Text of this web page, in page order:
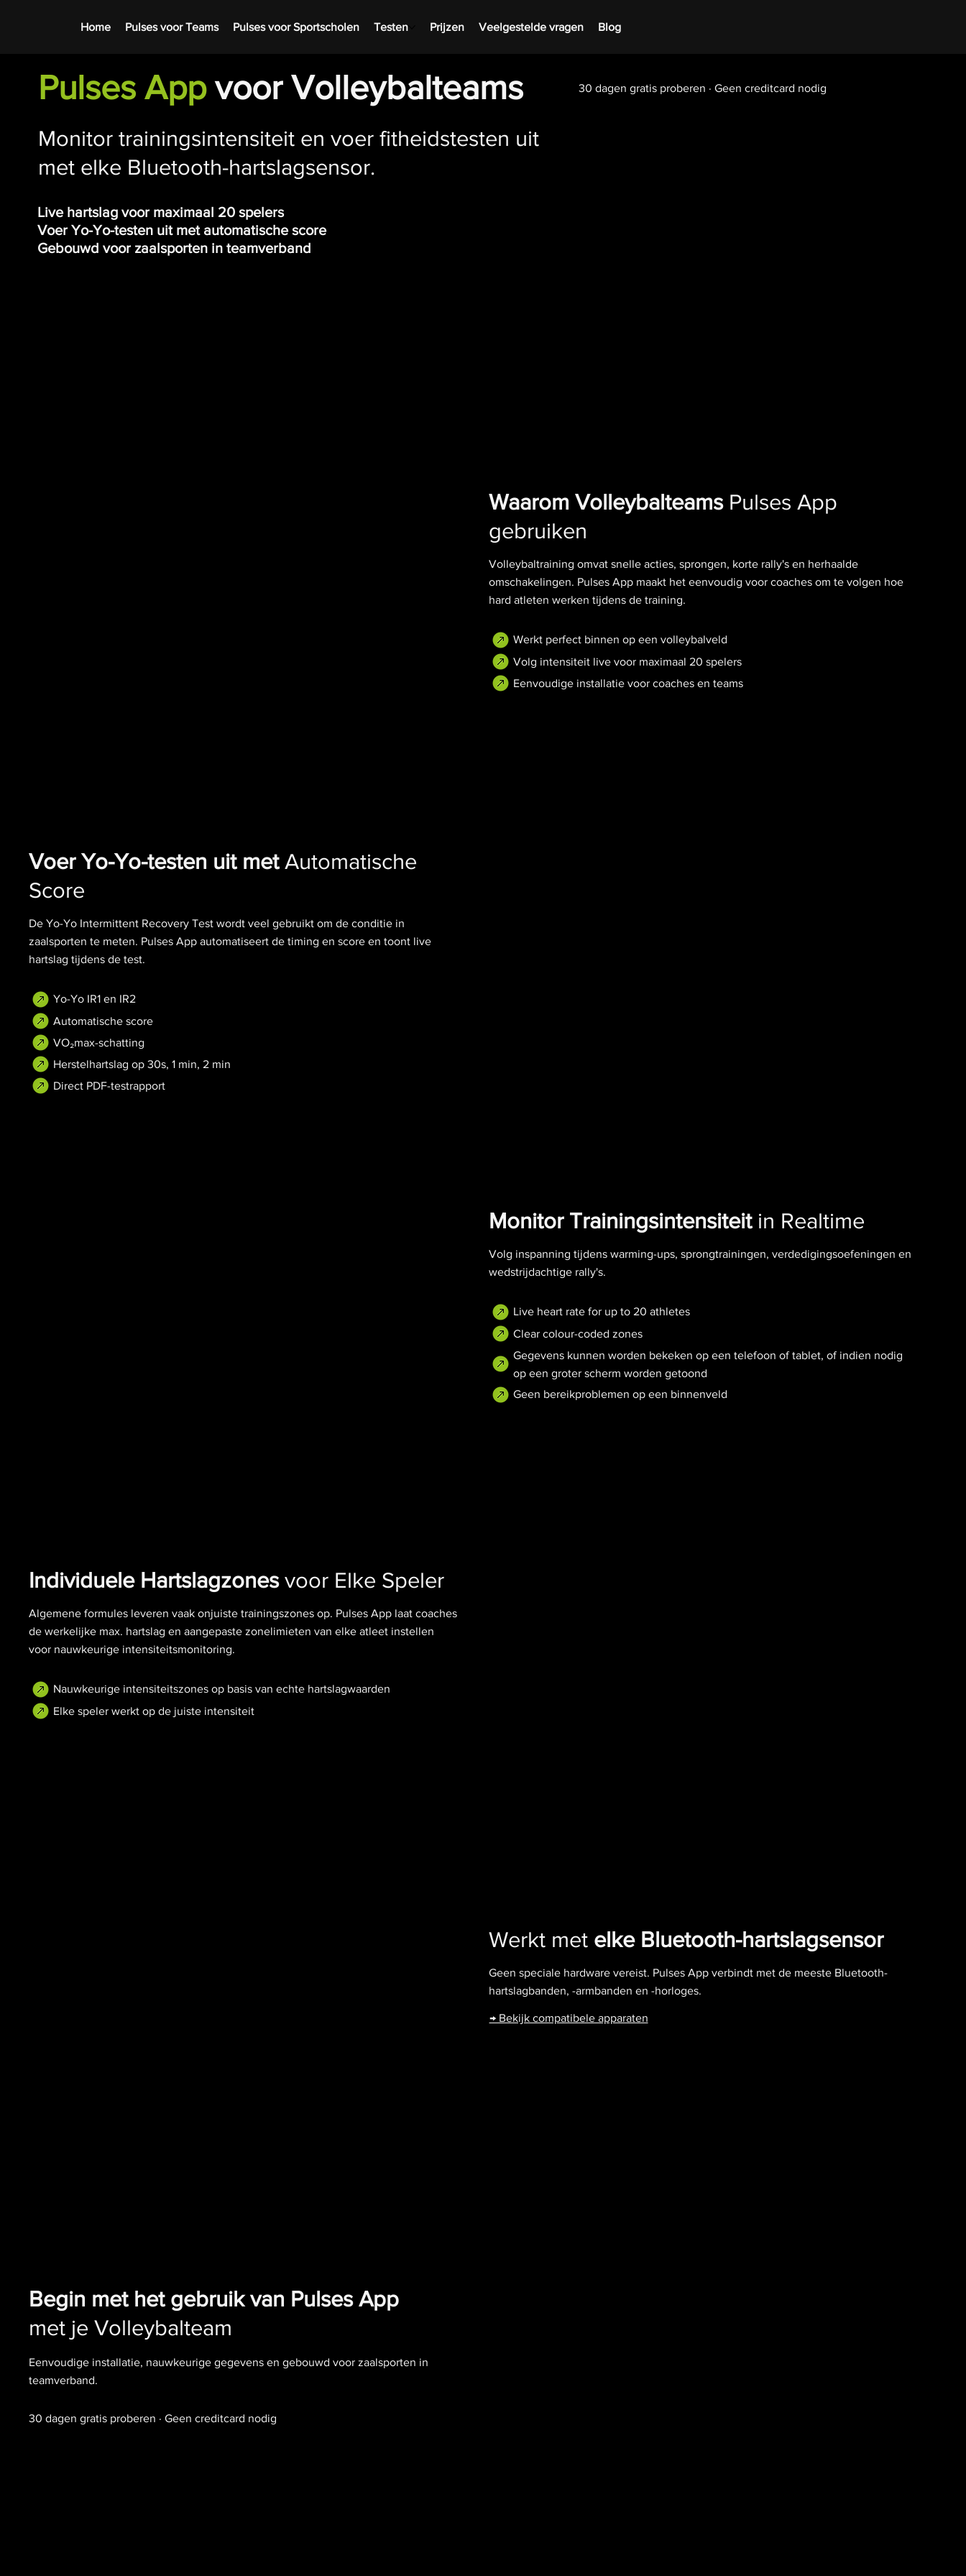
Home Pulses voor Teams Pulses voor Sportscholen Testen Prijzen Veelgestelde vragen Blog
Pulses Appvoor Volleybalteams
Monitor trainingsintensiteit en voer fitheidstesten uit
met elke Bluetooth-hartslagsensor.
Live hartslag voor maximaal 20 spelers
Voer Yo-Yo-testen uit met automatische score
Gebouwd voor zaalsporten in teamverband
30 dagen gratis proberen · Geen creditcard nodig
Waarom VolleybalteamsPulses App
gebruiken
Volleybaltraining omvat snelle acties, sprongen, korte rally's en herhaalde
omschakelingen. Pulses App maakt het eenvoudig voor coaches om te volgen hoe
hard atleten werken tijdens de training.
Werkt perfect binnen op een volleybalveld
Volg intensiteit live voor maximaal 20 spelers
Eenvoudige installatie voor coaches en teams
Voer Yo-Yo-testen uit metAutomatische
Score
De Yo-Yo Intermittent Recovery Test wordt veel gebruikt om de conditie in
zaalsporten te meten. Pulses App automatiseert de timing en score en toont live
hartslag tijdens de test.
Yo-Yo IR1 en IR2
Automatische score
VO₂max-schatting
Herstelhartslag op 30s, 1 min, 2 min
Direct PDF-testrapport
Monitor Trainingsintensiteit in Realtime
Volg inspanning tijdens warming-ups, sprongtrainingen, verdedigingsoefeningen en
wedstrijdachtige rally's.
Live heart rate for up to 20 athletes
Clear colour-coded zones
Gegevens kunnen worden bekeken op een telefoon of tablet, of indien nodig
op een groter scherm worden getoond
Geen bereikproblemen op een binnenveld
Individuele Hartslagzonesvoor Elke Speler
Algemene formules leveren vaak onjuiste trainingszones op. Pulses App laat coaches
de werkelijke max. hartslag en aangepaste zonelimieten van elke atleet instellen
voor nauwkeurige intensiteitsmonitoring.
Nauwkeurige intensiteitszones op basis van echte hartslagwaarden
Elke speler werkt op de juiste intensiteit
Werkt met elke Bluetooth-hartslagsensor
Geen speciale hardware vereist. Pulses App verbindt met de meeste Bluetooth-
hartslagbanden, -armbanden en -horloges.
→ Bekijk compatibele apparaten
Begin met het gebruik van Pulses App
met je Volleybalteam
Eenvoudige installatie, nauwkeurige gegevens en gebouwd voor zaalsporten in
teamverband.
30 dagen gratis proberen · Geen creditcard nodig